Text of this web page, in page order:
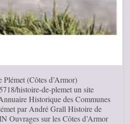
(Côtes d’Armor)
histoire-de-plemet un site
Historique des Communes
par André Grall Histoire de
Ouvrages sur les Côtes d’Armor